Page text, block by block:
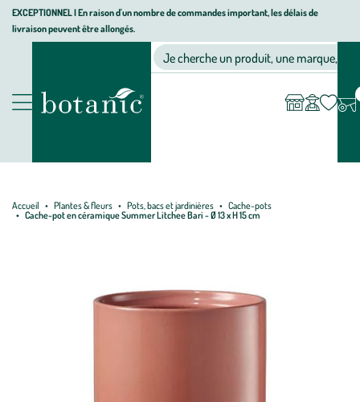
Aller
Aller
au
Aller
au
page
EXCEPTIONNEL I En raison d'un nombre de commandes important, les délais de
livraison peuvent être allongés.
Nos produits
Jardinerie écologique, animalerie, décoration, alimentation bio
Je cherche un produit, une marque, un
compte
Accueil Plantes & fleurs Pots, bacs et jardinières
Cache-pots
Cache-pot en céramique Summer Litchee Bari - Ø 13 x H 15 cm